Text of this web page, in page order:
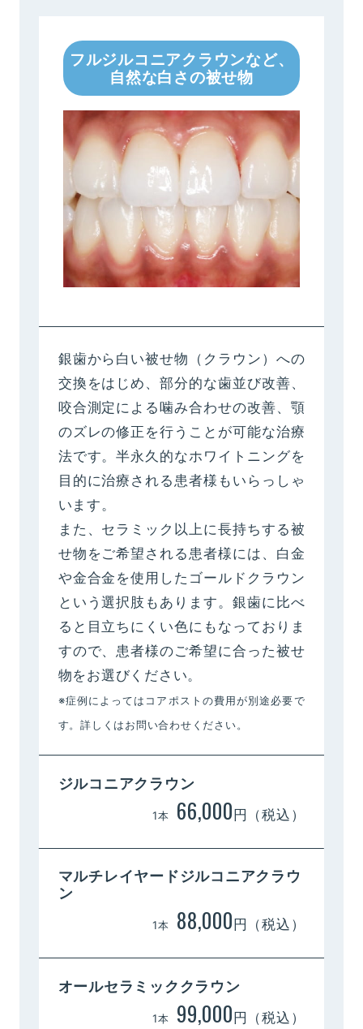
フルジルコニアクラウンなど、
自然な白さの被せ物
銀歯から白い被せ物（クラウン）への
交換をはじめ、部分的な歯並び改善、
咬合測定による噛み合わせの改善、顎
のズレの修正を行うことが可能な治療
法です。半永久的なホワイトニングを
目的に治療される患者様もいらっしゃ
います。
また、セラミック以上に長持ちする被
せ物をご希望される患者様には、白金
や金合金を使用したゴールドクラウン
という選択肢もあります。銀歯に比べ
ると目立ちにくい色にもなっておりま
すので、患者様のご希望に合った被せ
物をお選びください。
※症例によってはコアポストの費用が別途必要で
す。詳しくはお問い合わせください。
ジルコニアクラウン
1本 66,000 円（税込）
マルチレイヤードジルコニアクラウ
ン
1本 88,000 円（税込）
オールセラミッククラウン
1本 99,000円（税込）